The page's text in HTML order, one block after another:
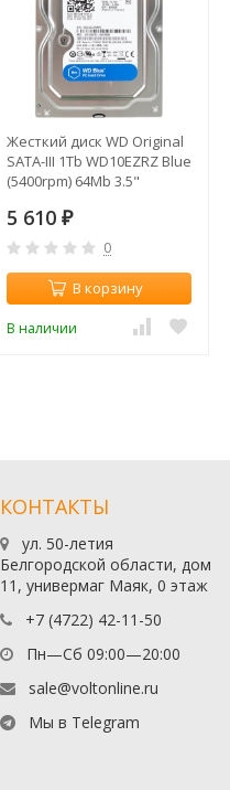
Жесткий диск WD Original
SATA-III 1Tb WD10EZRZ Blue
(5400rpm) 64Mb 3.5"
5 610 ₽
0
В корзину
В наличии
КОНТАКТЫ
ул. 50-летия
Белгородской области, дом
11, универмаг Маяк, 0 этаж
+7 (4722) 42-11-50
Пн—Сб 09:00—20:00
sale@voltonline.ru
Мы в Telegram